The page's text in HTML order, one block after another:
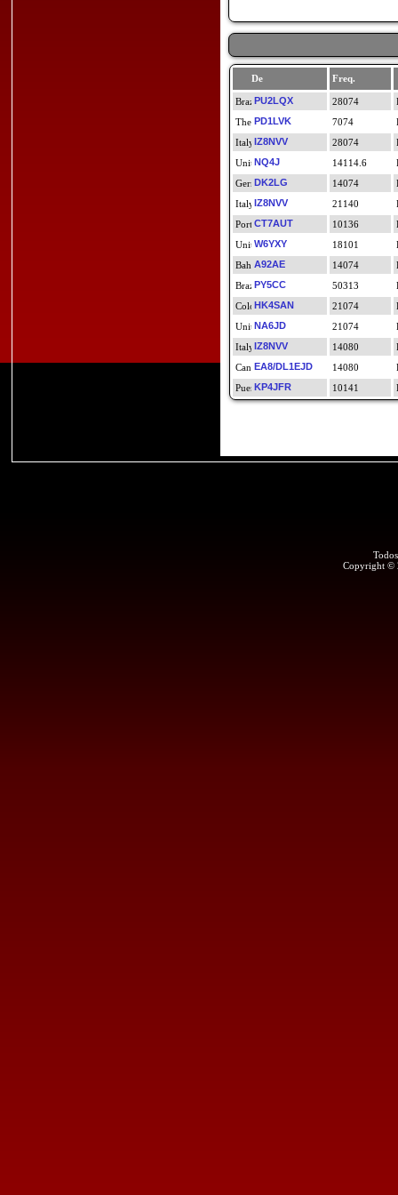
De Freq.
PU2LQX
28074
PD1LVK
7074
IZ8NVV
28074
NQ4J
14114.6
DK2LG
14074
IZ8NVV
21140
CT7AUT
10136
W6YXY
18101
A92AE
14074
PY5CC
50313
HK4SAN
21074
NA6JD
21074
IZ8NVV
14080
EA8/DL1EJD
14080
KP4JFR
10141
Copyright ©